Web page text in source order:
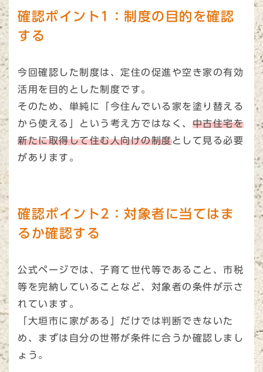
確認ポイント1：制度の目的を確認
する
今回確認した制度は、定住の促進や空き家の有効
活用を目的とした制度です。
そのため、単純に「今住んでいる家を塗り替える
から使える」という考え方ではなく、 中古住宅を
新たに取得して住む人向けの制度として見る必要
があります。
確認ポイント2：対象者に当てはま
るか確認する
公式ページでは、子育て世代等であること、市税
等を完納していることなど、対象者の条件が示さ
れています。
「大垣市に家がある」だけでは判断できないた
め、まずは自分の世帯が条件に合うか確認しまし
ょう。